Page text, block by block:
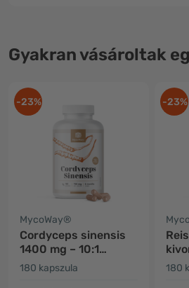
Gyakran vásároltak
-23%
MycoWay®
Cordyceps sinensis
1400 mg – 10:1
kivonat
180 kapszula
-23%
180